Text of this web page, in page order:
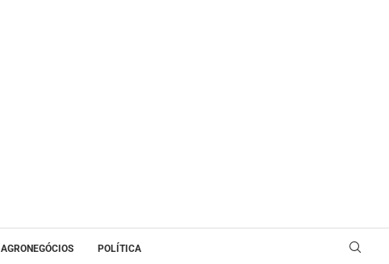
AGRONEGÓCIOS POLÍTICA